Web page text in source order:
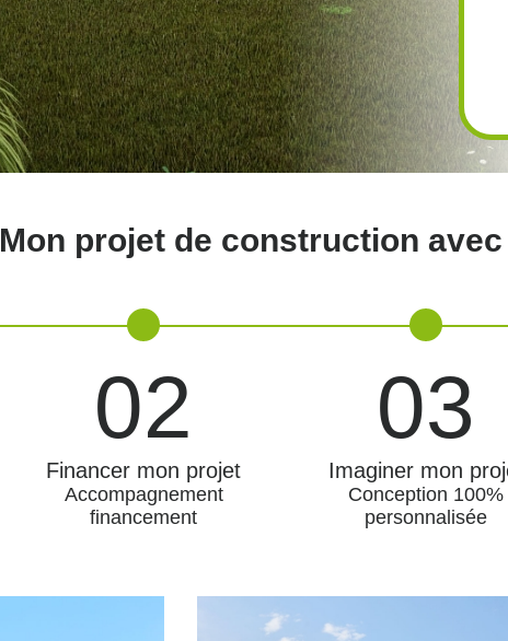
Mon projet de construction
02
Financer mon projet
Accompagnement
financement
03
Imaginer mon
Conception 100%
personnalisée